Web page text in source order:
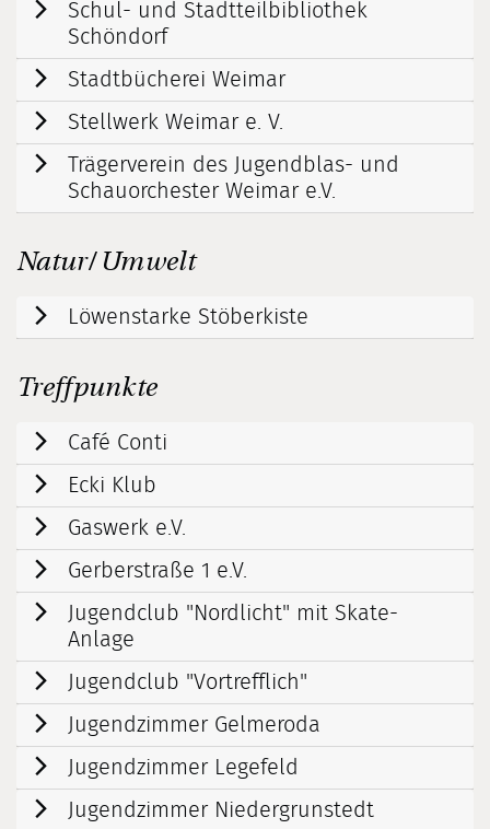
Schul- und Stadtteilbibliothek
Schöndorf
Stadtbücherei Weimar
Stellwerk Weimar e. V.
Trägerverein des Jugendblas- und
Schauorchester Weimar e.V.
Natur/ Umwelt
Löwenstarke Stöberkiste
Treffpunkte
Café Conti
Ecki Klub
Gaswerk e.V.
Gerberstraße 1 e.V.
Jugendclub "Nordlicht" mit Skate-
Anlage
Jugendclub "Vortrefflich"
Jugendzimmer Gelmeroda
Jugendzimmer Legefeld
Jugendzimmer Niedergrunstedt